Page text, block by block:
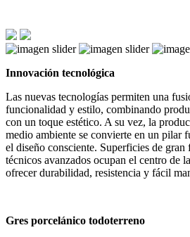
Innovación tecnológica
Las nuevas tecnologías permiten una
funcionalidad y estilo, combinando
con un toque estético. A su vez, la
medio ambiente se convierte en un pilar
el diseño consciente. Superficies de
técnicos avanzados ocupan el centro de
ofrecer durabilidad, resistencia y fácil
Gres porcelánico todoterreno